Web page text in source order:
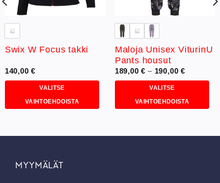
Swix W Focus takki
140,00€
VALITSE
VAIHTOEHDOISTA
on
Voit
Maloja Unisex ViturinU
Pants housut
189,00€ – 190,00€
VALITSE
VAIHTOEHDOISTA
on
MYYMÄLÄT